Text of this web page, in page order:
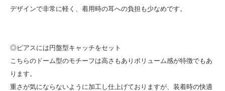
デザインで非常に軽く、着用時の耳への負担も少なめです。
◎ピアスには円盤型キャッチをセット
こちらのドーム型のモチーフは高さもありボリューム感が特徴でもあ
ります。
重さが気にならないように加工し仕上げておりますが、装着時の快適